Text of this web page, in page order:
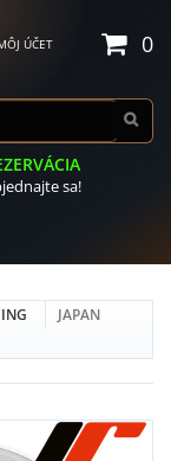
0
ÚČET
sa!
JAPAN